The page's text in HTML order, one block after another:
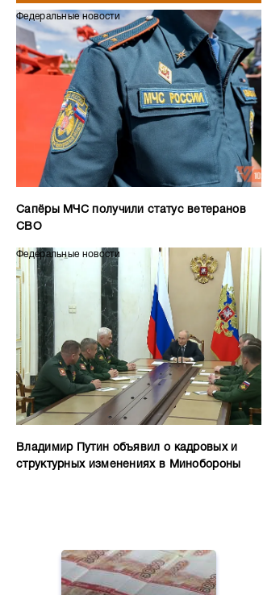
Федеральные новости
Сапёры МЧС получили статус ветеранов
СВО
Федеральные новости
Владимир Путин объявил о кадровых и
структурных изменениях в Минобороны